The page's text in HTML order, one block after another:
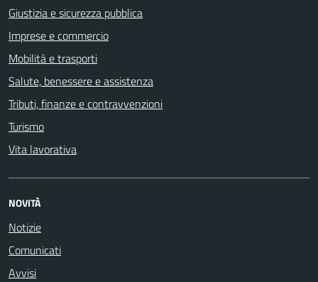
Giustizia e sicurezza pubblica
Imprese e commercio
Mobilità e trasporti
Salute, benessere e assistenza
Tributi, finanze e contravvenzioni
Turismo
Vita lavorativa
NOVITÀ
Notizie
Comunicati
Avvisi